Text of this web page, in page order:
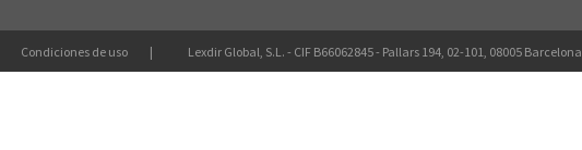
Condiciones de uso Lexdir Global, S.L. - CIF B66062845 - Pallars 194, 02-101, 08005 Barcelona